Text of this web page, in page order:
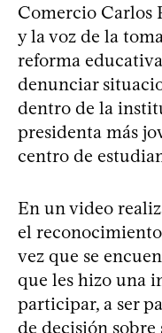
Comercio Carlos
y la voz de la
reforma
denunciar
dentro de la
presidenta más
centro de
En un video
el
vez que se
que les hizo una
participar, a ser
de decisión sobre